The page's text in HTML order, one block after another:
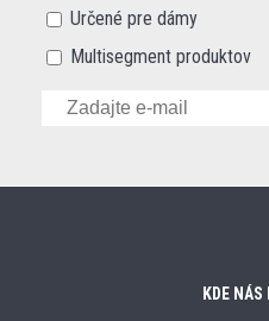
Určené pre dámy
Multisegment produktov
KDE